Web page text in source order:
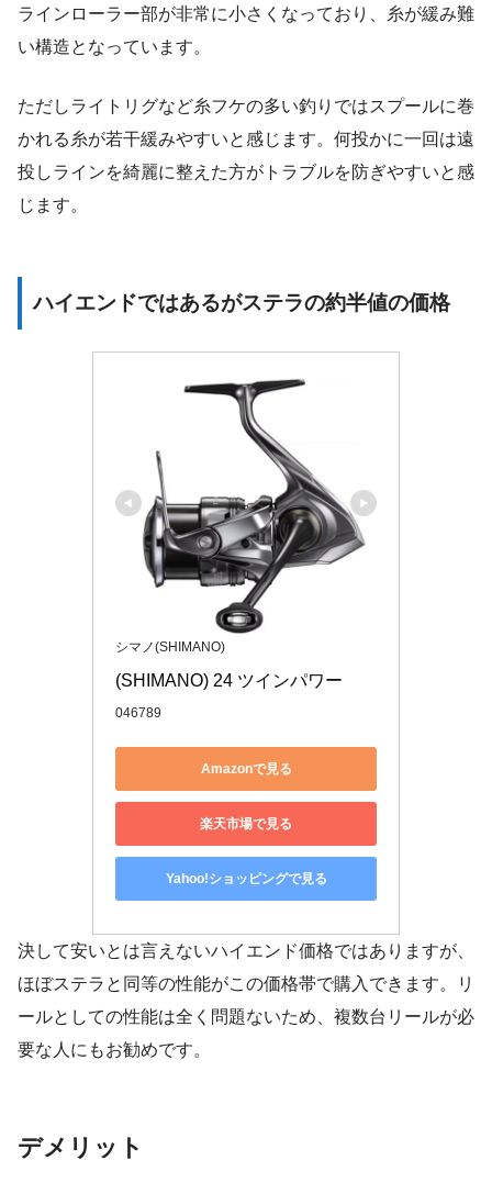
ラインローラー部が非常に小さくなっており、糸が緩み難
い構造となっています。
ただしライトリグなど糸フケの多い釣りではスプールに巻
かれる糸が若干緩みやすいと感じます。何投かに一回は遠
投しラインを綺麗に整えた方がトラブルを防ぎやすいと感
じます。
ハイエンドではあるがステラの約半値の価格
シマノ(SHIMANO)
(SHIMANO) 24 ツインパワー
046789
Amazonで見る
楽天市場で見る
Yahoo!ショッピングで見る
決して安いとは言えないハイエンド価格ではありますが、
ほぼステラと同等の性能がこの価格帯で購入できます。リ
ールとしての性能は全く問題ないため、複数台リールが必
要な人にもお勧めです。
デメリット